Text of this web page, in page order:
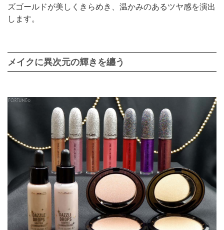
ズゴールドが美しくきらめき、温かみのあるツヤ感を演出
します。
メイクに異次元の輝きを纏う